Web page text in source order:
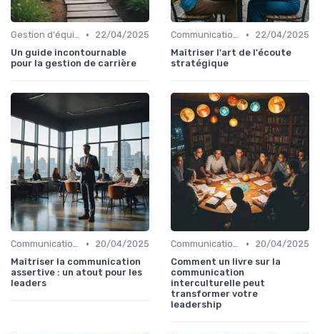
Gestion d'équipe •
22/04/2025
Un guide incontournable
pour la gestion de carrière
Communication efficace •
22/04/2025
Maîtriser l'art de l'écoute
stratégique
Communication efficace •
20/04/2025
Maîtriser la communication
assertive : un atout pour les
leaders
Communication efficace •
20/04/2025
Comment un livre sur la
communication
interculturelle peut
transformer votre
leadership